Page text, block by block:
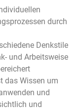
durch
Denkstile
und Arbeitsweise
das Wissen um
und
und